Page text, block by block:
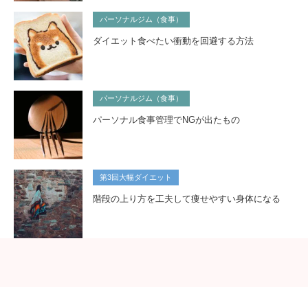
パーソナルジム（食事）
ダイエット食べたい衝動を回避する方法
パーソナルジム（食事）
パーソナル食事管理でNGが出たもの
第3回大幅ダイエット
階段の上り方を工夫して痩せやすい身体になる